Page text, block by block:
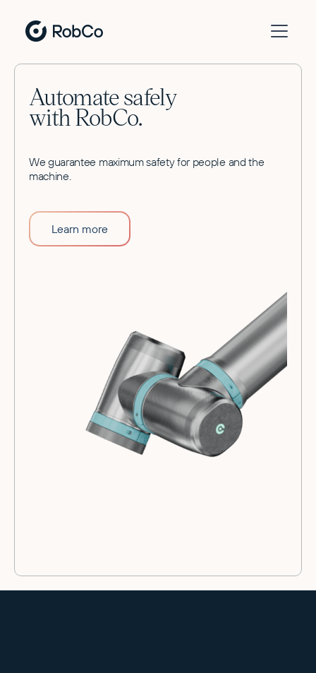
Automate safely
with RobCo.
We guarantee maximum safety for people and the
machine.
Learn more